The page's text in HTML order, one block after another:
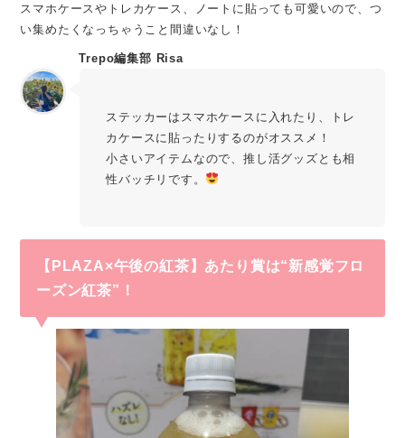
スマホケースやトレカケース、ノートに貼っても可愛いので、つ
い集めたくなっちゃうこと間違いなし！
Trepo編集部 Risa
ステッカーはスマホケースに入れたり、トレ
カケースに貼ったりするのがオススメ！
小さいアイテムなので、推し活グッズとも相
性バッチリです。
【PLAZA×午後の紅茶】あたり賞は“新感覚フロ
ーズン紅茶”！